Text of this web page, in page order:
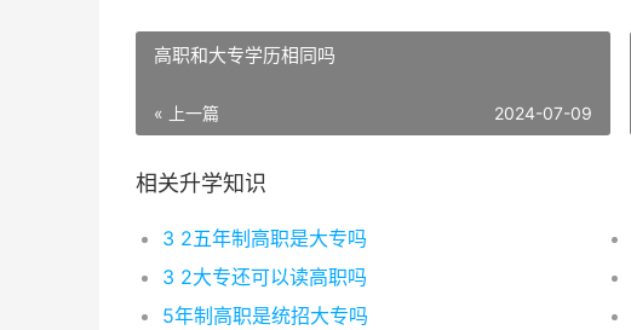
高职和大专学历相同吗
« 上一篇 2024-07-09
相关升学知识
3 2五年制高职是大专吗
3 2大专还可以读高职吗
5年制高职是统招大专吗